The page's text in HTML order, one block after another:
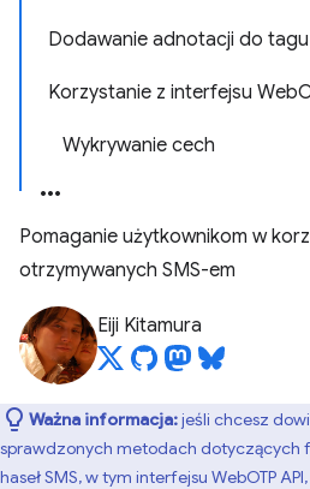
Dodawanie adnotacji do tagu
Korzystanie z interfejsu
Wykrywanie cech
Pomaganie użytkownikom w
otrzymywanych SMS-em
Eiji Kitamura
Ważna informacja:jeśli chcesz
sprawdzonych metodach dotyczących
haseł SMS, w tym interfejsu WebOTP